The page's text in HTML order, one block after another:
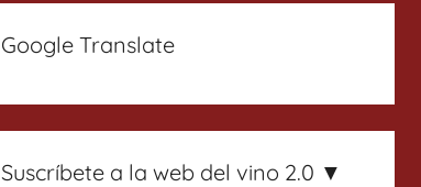
Google Translate
Suscríbete a la web del vino 2.0 ▼